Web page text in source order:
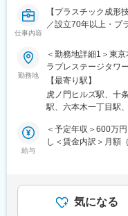
ー3名 。若手でも積
た仕事が可能です。
行したいと考えます。
■当社の特徴：
・東芝の元研究所長
る半導体メーカー。
LSI製品で、高精細画
変更の範囲：本文参照
仕事内容
【プラスチック成形
／設立70年以上・プ
◆職務内容：
デジタルファブリケ
任せします。社内技
の関係者とコミュニ
デジタルファブリケ
■採用背景：
・在宅勤務：週1回
・フレックスタイム制
勤務地
＜勤務地詳細1＞東
ラプレステージタワ
務地詳細2＞京都研
2 受動喫煙対策：屋
（リモートワーク含
【最寄り駅】
虎ノ門ヒルズ駅、十
駅、六本木一丁目駅
給与
＜予定年収＞600万
し＜賃金内訳＞月額
て上下する可能性が
です。 気になる